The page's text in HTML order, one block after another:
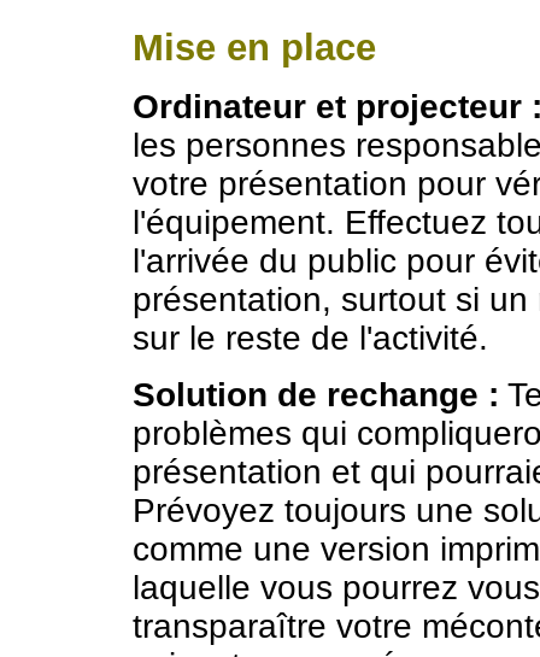
Mise en place
Ordinateur et projecteur
les personnes
votre présentation pour
l'équipement. Effectuez
l'arrivée du public pour
présentation, surtout si
sur le reste de l'activité.
Solution de rechange :
problèmes qui
présentation et qui
Prévoyez toujours une
comme une version
laquelle vous pourrez
transparaître votre